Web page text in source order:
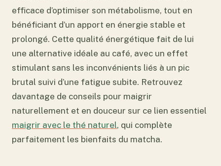
efficace d’optimiser son métabolisme, tout en
bénéficiant d’un apport en énergie stable et
prolongé. Cette qualité énergétique fait de lui
une alternative idéale au café, avec un effet
stimulant sans les inconvénients liés à un pic
brutal suivi d’une fatigue subite. Retrouvez
davantage de conseils pour maigrir
naturellement et en douceur sur ce lien essentiel
maigrir avec le thé naturel, qui complète
parfaitement les bienfaits du matcha.